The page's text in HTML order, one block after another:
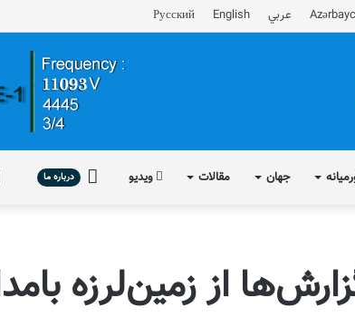
عربي English
Русский
جهان مقالات ویدیو درباره
درباره ما
از زمین‌لرزه